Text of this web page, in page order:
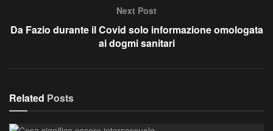
Next Post
Da Fazio durante il Covid solo informazione omologata
ai dogmi sanitari
Related Posts